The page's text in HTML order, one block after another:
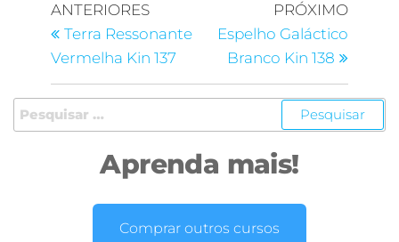
ANTERIORES
Terra Ressonante
Vermelha Kin 137
PRÓXIMO
Espelho Galáctico
Branco Kin 138
Aprenda mais!
Comprar outros cursos